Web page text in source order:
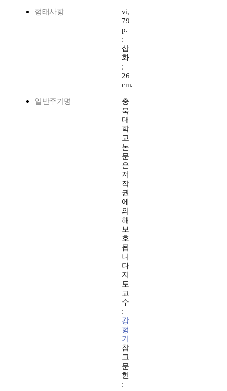
형태사항
vi,
79
p.
:
삽
화
;
26
cm.
일반주기명
충
북
대
학
교
논
문
은
저
작
권
에
의
해
보
호
됩
니
다
지
도
교
수
:
강
형
기
참
고
문
헌
: